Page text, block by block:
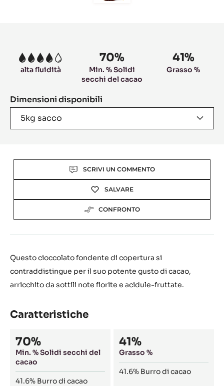
4
alta fluidità
70%
Min. % Solidi
secchi del cacao
41%
Grasso %
Dimensioni disponibili
5kg sacco
SCRIVI UN COMMENTO
SALVARE
CONFRONTO
Questo cioccolato fondente di copertura si
contraddistingue per il suo potente gusto di cacao,
arricchito da sottili note fiorite e acidule-fruttate.
Caratteristiche
Composition
70%
Min. % Solidi secchi del
cacao
41.6% Burro di cacao
41%
Grasso %
41.6% Burro di cacao